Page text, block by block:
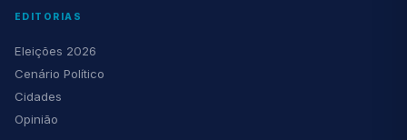
EDITORIAS
Eleições 2026
Cenário Político
Cidades
Opinião